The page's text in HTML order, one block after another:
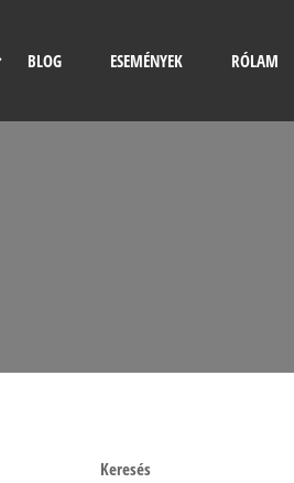
BLOG ESEMÉNYEK RÓLAM
Keresés